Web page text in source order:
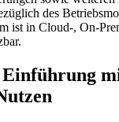
des
ist in Cloud-, On-
Einführung